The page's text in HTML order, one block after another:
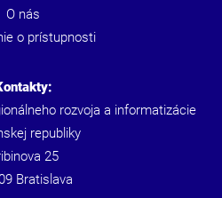
O nás
o prístupnosti
rozvoja a informatizácie
republiky
25
Bratislava